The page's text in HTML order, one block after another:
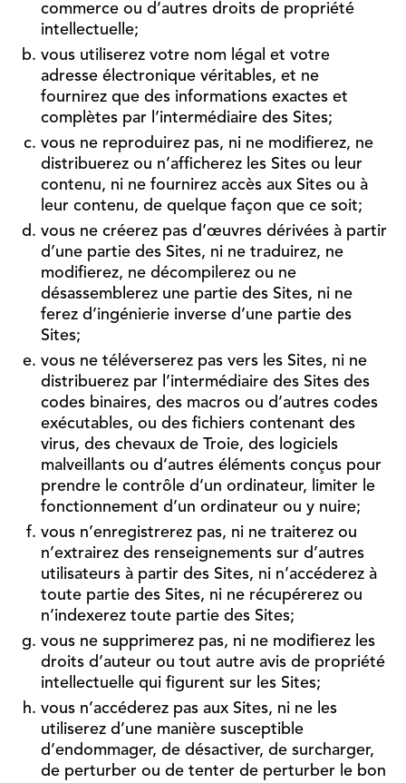
commerce ou d’autres droits de propriété
intellectuelle;
vous utiliserez votre nom légal et votre
adresse électronique véritables, et ne
fournirez que des informations exactes et
complètes par l’intermédiaire des Sites;
vous ne reproduirez pas, ni ne modifierez, ne
distribuerez ou n’afficherez les Sites ou leur
contenu, ni ne fournirez accès aux Sites ou à
leur contenu, de quelque façon que ce soit;
vous ne créerez pas d’œuvres dérivées à partir
d’une partie des Sites, ni ne traduirez, ne
modifierez, ne décompilerez ou ne
désassemblerez une partie des Sites, ni ne
ferez d’ingénierie inverse d’une partie des
Sites;
vous ne téléverserez pas vers les Sites, ni ne
distribuerez par l’intermédiaire des Sites des
codes binaires, des macros ou d’autres codes
exécutables, ou des fichiers contenant des
virus, des chevaux de Troie, des logiciels
malveillants ou d’autres éléments conçus pour
prendre le contrôle d’un ordinateur, limiter le
fonctionnement d’un ordinateur ou y nuire;
vous n’enregistrerez pas, ni ne traiterez ou
n’extrairez des renseignements sur d’autres
utilisateurs à partir des Sites, ni n’accéderez à
toute partie des Sites, ni ne récupérerez ou
n’indexerez toute partie des Sites;
vous ne supprimerez pas, ni ne modifierez les
droits d’auteur ou tout autre avis de propriété
intellectuelle qui figurent sur les Sites;
vous n’accéderez pas aux Sites, ni ne les
utiliserez d’une manière susceptible
d’endommager, de désactiver, de surcharger,
de perturber ou de tenter de perturber le bon